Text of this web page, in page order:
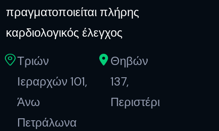
πραγματοποιείται πλήρης
καρδιολογικός έλεγχος
Τριών
Ιεραρχών 101,
Άνω
Πετράλωνα
Θηβών
137,
Περιστέρι